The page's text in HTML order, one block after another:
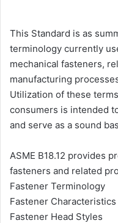
This Standard is as
terminology currently
mechanical fasteners,
manufacturing
Utilization of these
consumers is intended
and serve as a sound
ASME B18.12 provides
fasteners and related
Fastener Terminology
Fastener Characteristics
Fastener Head Styles